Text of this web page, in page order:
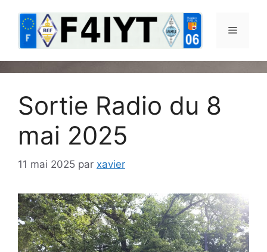
contenu
Menu
Sortie Radio du 8
mai 2025
11 mai 2025 par xavier